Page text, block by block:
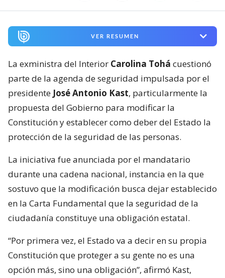
VER RESUMEN
La exministra del Interior Carolina Tohá cuestionó
parte de la agenda de seguridad impulsada por el
presidente José Antonio Kast, particularmente la
propuesta del Gobierno para modificar la
Constitución y establecer como deber del Estado la
protección de la seguridad de las personas.
La iniciativa fue anunciada por el mandatario
durante una cadena nacional, instancia en la que
sostuvo que la modificación busca dejar establecido
en la Carta Fundamental que la seguridad de la
ciudadanía constituye una obligación estatal.
“Por primera vez, el Estado va a decir en su propia
Constitución que proteger a su gente no es una
opción más, sino una obligación”, afirmó Kast,